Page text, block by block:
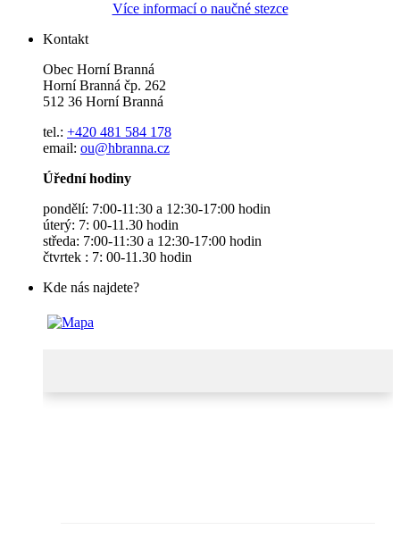
Více informací o naučné stezce
Kontakt
Obec Horní Branná
Horní Branná čp. 262
512 36 Horní Branná
tel.: +420 481 584 178
email: ou@hbranna.cz
Úřední hodiny
pondělí: 7:00-11:30 a 12:30-17:00 hodin
úterý: 7: 00-11.30 hodin
středa: 7:00-11:30 a 12:30-17:00 hodin
čtvrtek : 7: 00-11.30 hodin
Kde nás najdete?